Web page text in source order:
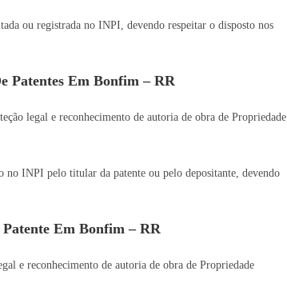
ou registrada no INPI, devendo respeitar o disposto nos
Patentes Em Bonfim – RR
legal e reconhecimento de autoria de obra de Propriedade
no INPI pelo titular da patente ou pelo depositante, devendo
Em Bonfim – RR
e reconhecimento de autoria de obra de Propriedade